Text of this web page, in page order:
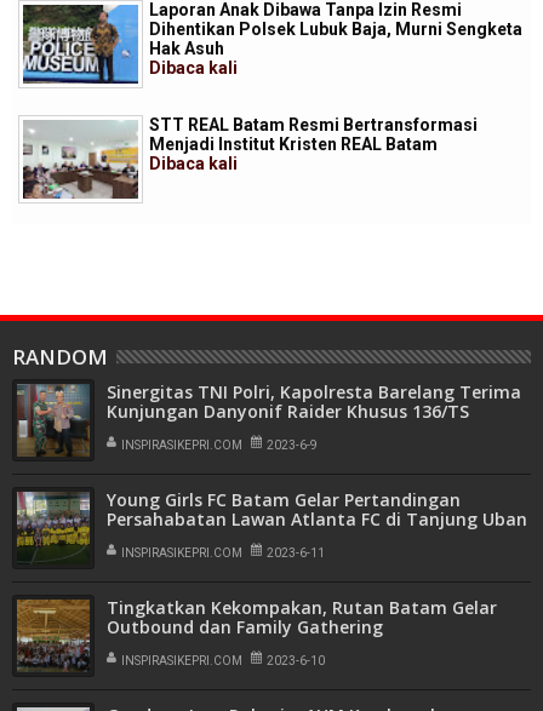
Laporan Anak Dibawa Tanpa Izin Resmi
Dihentikan Polsek Lubuk Baja, Murni Sengketa
Hak Asuh
Dibaca kali
STT REAL Batam Resmi Bertransformasi
Menjadi Institut Kristen REAL Batam
Dibaca kali
RANDOM
Sinergitas TNI Polri, Kapolresta Barelang Terima
Kunjungan Danyonif Raider Khusus 136/TS
INSPIRASIKEPRI.COM 2023-6-9
Young Girls FC Batam Gelar Pertandingan
Persahabatan Lawan Atlanta FC di Tanjung Uban
INSPIRASIKEPRI.COM 2023-6-11
Tingkatkan Kekompakan, Rutan Batam Gelar
Outbound dan Family Gathering
INSPIRASIKEPRI.COM 2023-6-10